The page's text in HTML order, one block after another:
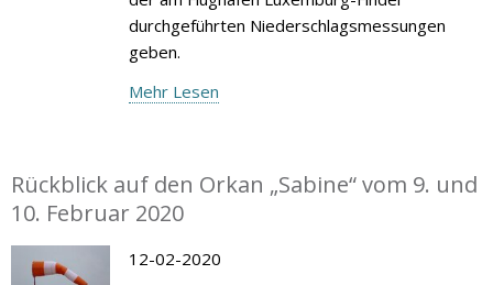
durchgeführten Niederschlagsmessungen
geben.
Mehr Lesen
Rückblick auf den Orkan „Sabine“ vom 9. und
10. Februar 2020
12-02-2020